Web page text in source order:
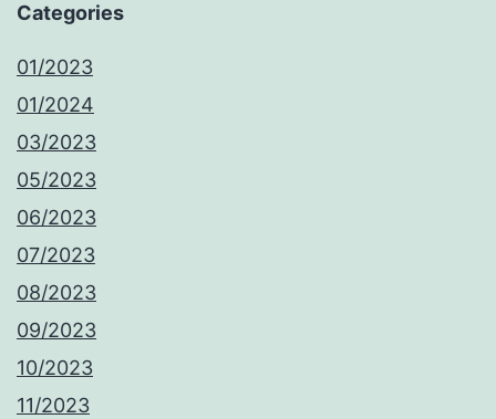
Categories
01/2023
01/2024
03/2023
05/2023
06/2023
07/2023
08/2023
09/2023
10/2023
11/2023